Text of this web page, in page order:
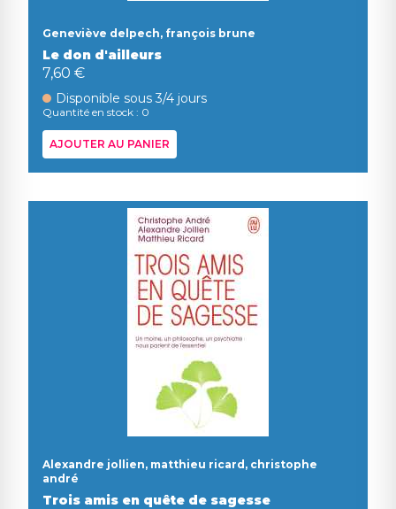
Geneviève delpech, françois brune
Le don d'ailleurs
7,60 €
Disponible sous 3/4 jours
Quantité en stock : 0
AJOUTER AU PANIER
Alexandre jollien, matthieu ricard, christophe
andré
Trois amis en quête de sagesse